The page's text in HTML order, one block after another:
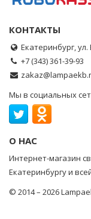
КОНТАКТЫ
Екатеринбург,
+7 (343) 361-39-93
Мы в социальных
О НАС
Интернет-магазин
Екатеринбургу и
© 2014 – 2026